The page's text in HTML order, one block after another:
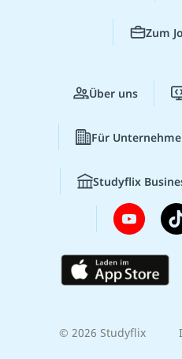
Zum
Über uns
Für
Studyflix
© 2026 Studyflix